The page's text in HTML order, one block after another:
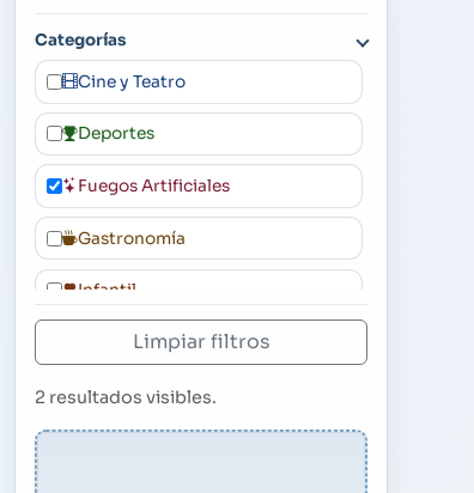
Categorías
Cine y Teatro
Deportes
Fuegos Artificiales
Gastronomía
Infantil
Música y Danza
Otros
Limpiar filtros
2 resultados visibles.